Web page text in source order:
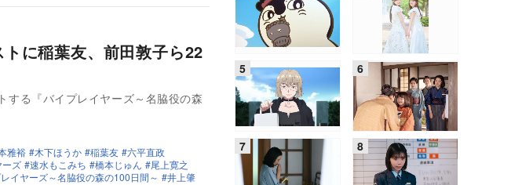
トに稲葉友、前田敦子ら22
る『バイプレイヤーズ～名脇役の森
雅裕 木下ほうか 稲葉友
六平直政
ーズ 速水もこみち 橋本じゅん
尾上寛之
イヤーズ～名脇役の森の100日間～ 井上肇